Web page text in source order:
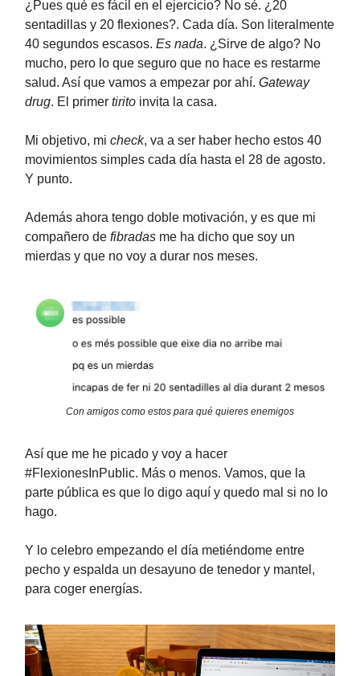
¿Pues qué es fácil en el ejercicio? No sé. ¿20
sentadillas y 20 flexiones?. Cada día. Son literalmente
40 segundos escasos. Es nada. ¿Sirve de algo? No
mucho, pero lo que seguro que no hace es restarme
salud. Así que vamos a empezar por ahí. Gateway
drug. El primer tirito invita la casa.
Mi objetivo, mi check, va a ser haber hecho estos 40
movimientos simples cada día hasta el 28 de agosto.
Y punto.
Además ahora tengo doble motivación, y es que mi
compañero de fibradas me ha dicho que soy un
mierdas y que no voy a durar nos meses.
Con amigos como estos para qué quieres enemigos
Así que me he picado y voy a hacer
#FlexionesInPublic. Más o menos. Vamos, que la
parte pública es que lo digo aquí y quedo mal si no lo
hago.
Y lo celebro empezando el día metiéndome entre
pecho y espalda un desayuno de tenedor y mantel,
para coger energías.